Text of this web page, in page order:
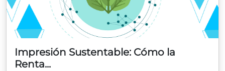
Impresión Sustentable: Cómo la
Renta...